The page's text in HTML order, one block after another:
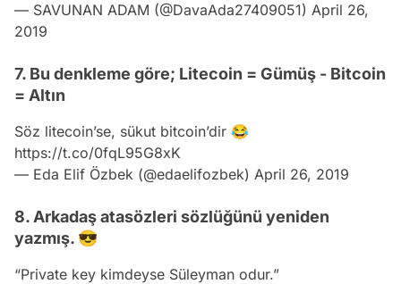
— SAVUNAN ADAM (@DavaAda27409051) April 26,
2019
7. Bu denkleme göre; Litecoin = Gümüş - Bitcoin
= Altın
Söz litecoin’se, sükut bitcoin’dir 😂
https://t.co/0fqL95G8xK
— Eda Elif Özbek (@edaelifozbek) April 26, 2019
8. Arkadaş atasözleri sözlüğünü yeniden
yazmış. 😎
“Private key kimdeyse Süleyman odur.”